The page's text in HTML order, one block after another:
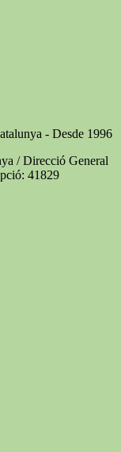
- Desde 1996
/ Direcció General
41829